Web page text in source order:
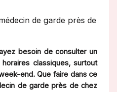
de garde près de
besoin de consulter un
classiques, surtout
end. Que faire dans ce
de garde près de chez